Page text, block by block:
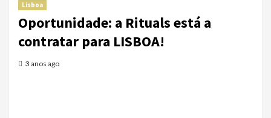
Lisboa
Oportunidade: a Rituals está a
contratar para LISBOA!
3 anos ago